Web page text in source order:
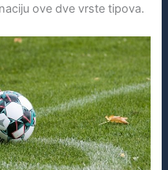
ove dve vrste tipova.